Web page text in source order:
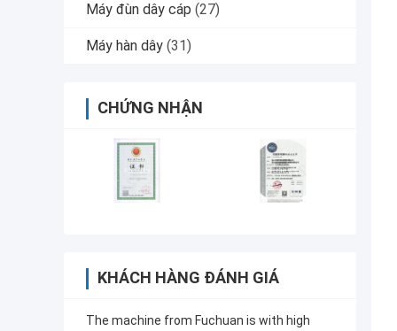
Máy đùn dây cáp (27)
Máy hàn dây (31)
CHỨNG NHẬN
KHÁCH HÀNG ĐÁNH GIÁ
The machine from Fuchuan is with high